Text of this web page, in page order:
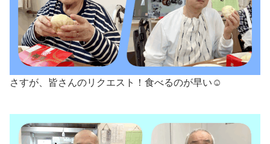
さすが、皆さんのリクエスト！食べるのが早い☺️